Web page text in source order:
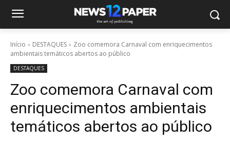
Início DESTAQUES
Zoo comemora Carnaval com enriquecimentos
ambientais temáticos abertos ao público
DESTAQUES
Zoo comemora Carnaval com
enriquecimentos ambientais
temáticos abertos ao público